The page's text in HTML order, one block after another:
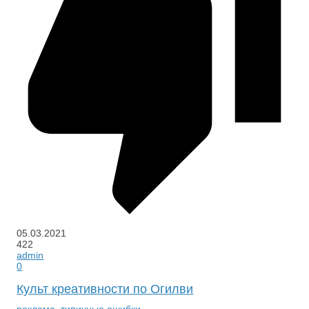
05.03.2021
422
admin
0
Культ креативности по Огилви